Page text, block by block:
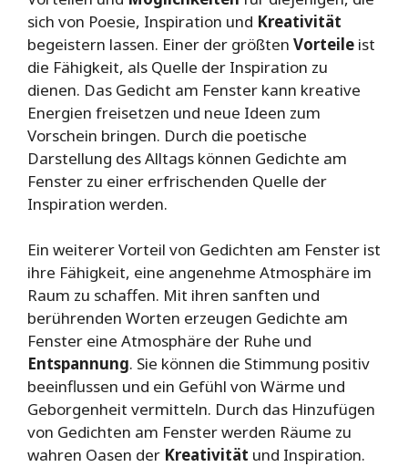
sich von Poesie, Inspiration und Kreativität
begeistern lassen. Einer der größten Vorteile ist
die Fähigkeit, als Quelle der Inspiration zu
dienen. Das Gedicht am Fenster kann kreative
Energien freisetzen und neue Ideen zum
Vorschein bringen. Durch die poetische
Darstellung des Alltags können Gedichte am
Fenster zu einer erfrischenden Quelle der
Inspiration werden.
Ein weiterer Vorteil von Gedichten am Fenster ist
ihre Fähigkeit, eine angenehme Atmosphäre im
Raum zu schaffen. Mit ihren sanften und
berührenden Worten erzeugen Gedichte am
Fenster eine Atmosphäre der Ruhe und
Entspannung. Sie können die Stimmung positiv
beeinflussen und ein Gefühl von Wärme und
Geborgenheit vermitteln. Durch das Hinzufügen
von Gedichten am Fenster werden Räume zu
wahren Oasen der Kreativität und Inspiration.